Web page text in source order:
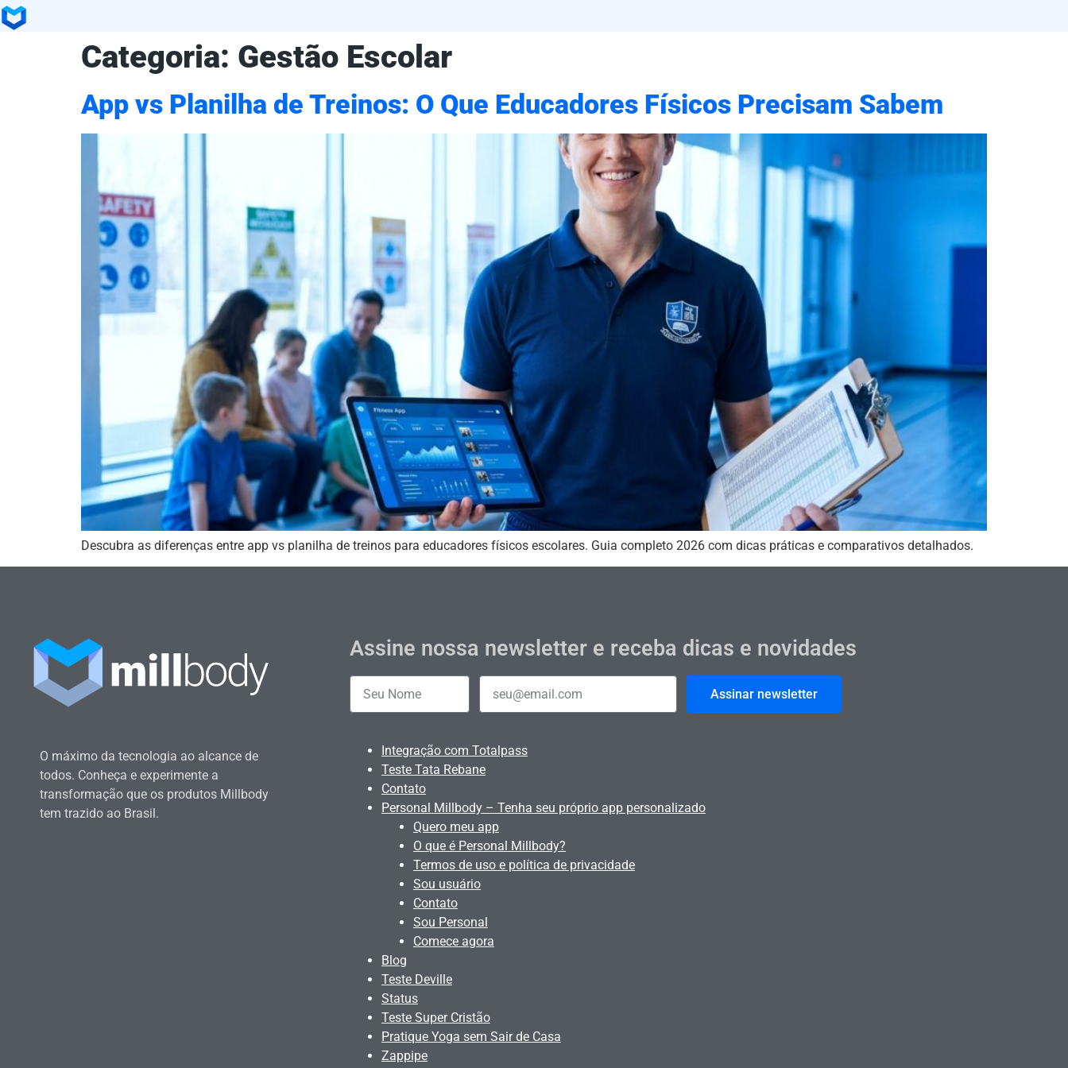
Categoria: Gestão Escolar
App vs Planilha de Treinos: O Que Educadores Físicos Precisam Sabem
Descubra as diferenças entre app vs planilha de treinos para educadores físicos escolares. Guia completo 2026 com dicas práticas e comparativos detalhados.
O máximo da tecnologia ao alcance de
todos. Conheça e experimente a
transformação que os produtos Millbody
tem trazido ao Brasil.
Assine nossa newsletter e receba dicas e novidades
Assinar newsletter
Integração com Totalpass
Teste Tata Rebane
Contato
Personal Millbody – Tenha seu próprio app personalizado
Quero meu app
O que é Personal Millbody?
Termos de uso e política de privacidade
Sou usuário
Contato
Sou Personal
Comece agora
Blog
Teste Deville
Status
Teste Super Cristão
Pratique Yoga sem Sair de Casa
Zappipe